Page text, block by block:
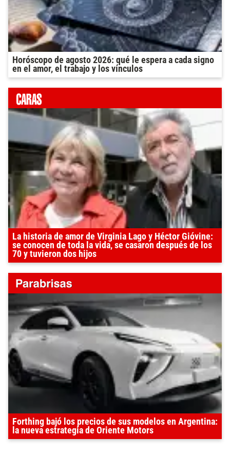
Horóscopo de agosto 2026: qué le espera a cada signo
en el amor, el trabajo y los vínculos
La historia de amor de Virginia Lago y Héctor Gióvine:
se conocen de toda la vida, se casaron después de los
70 y tuvieron dos hijos
Forthing bajó los precios de sus modelos en Argentina:
la nueva estrategia de Oriente Motors